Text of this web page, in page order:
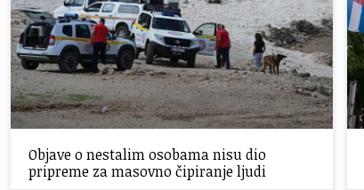
Objave o nestalim osobama nisu dio
pripreme za masovno čipiranje ljudi